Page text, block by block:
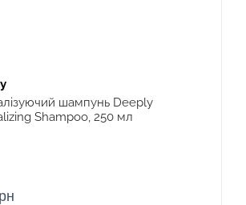
шампунь Deeply
Shampoo, 250 мл